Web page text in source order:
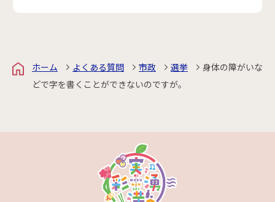
ホーム よくある質問 市政 選挙
身体の障がいな
どで字を書くことができないのですが。